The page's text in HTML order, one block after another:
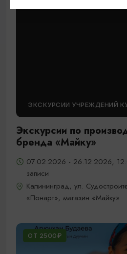
ЭКСКУРСИИ УЧРЕЖДЕНИЙ
Экскурсии по
бренда «Майку»
07.02.2026 - 26.12.2026,
записи
Калининград, ул.
«Понарт», магазин «Майку»
ОТ 2500₽